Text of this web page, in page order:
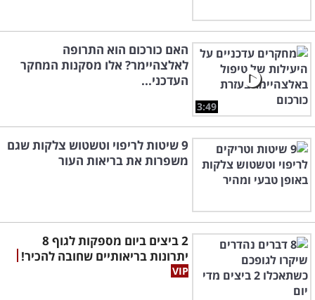
3:49
האם כורכום הוא התרופה
לאלצהיימר? אלו מסקנות המחקר
העדכני...
9 שיטות לריפוי וטשטוש צלקות שגם
משפרות את בריאות העור
2 ביצים ביום מספקות לגוף 8
יתרונות בריאותיים שחובה להכיר!